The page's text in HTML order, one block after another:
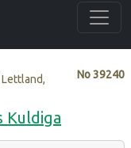
No39240
Lettland,
Kuldiga